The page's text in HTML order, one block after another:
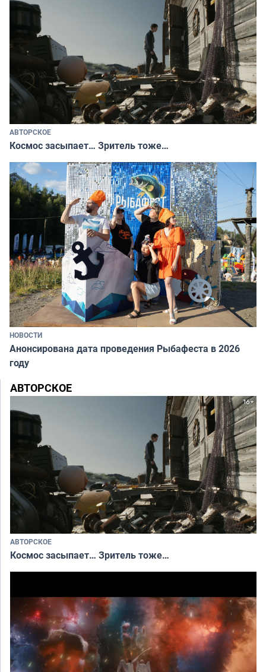
АВТОРСКОЕ
Космос засыпает… Зритель тоже…
НОВОСТИ
Анонсирована дата проведения Рыбафеста в 2026
году
АВТОРСКОЕ
АВТОРСКОЕ
Космос засыпает… Зритель тоже…